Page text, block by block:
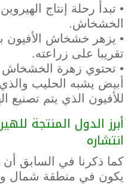
• تبدأ رحلة إنتاج
الخشخاش.
• يزهر خشخاش الأفيون
تقريبا على زراعته.
• تحتوي زهرة
أبيض يشبه الحليب
للأفيون الذي يتم تصنيع
أبرز الدول المنتجة
انتشاره
كما ذكرنا في السابق أن
يكون في منطقة شمال